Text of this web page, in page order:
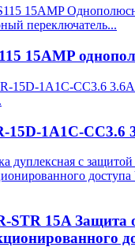
15AMP
15D-1A1C-CC3.6
STR 15A Защита